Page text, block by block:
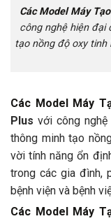
Các Model Máy
công nghệ hiện đại
tạo nồng độ oxy
Các Model Máy
Plus với công
thông minh tạo
vời tính năng ổn
trong các gia đình,
bệnh viện và bệnh
Các Model Máy